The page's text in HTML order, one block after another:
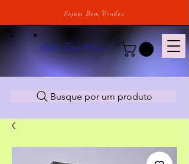
Sejam Bem Vindos
Ateliê Fase NOva
Busque por um produto